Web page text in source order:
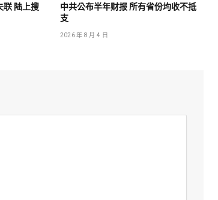
联 陆上搜
中共公布半年财报 所有省份均收不抵
支
2026 年 8 月 4 日